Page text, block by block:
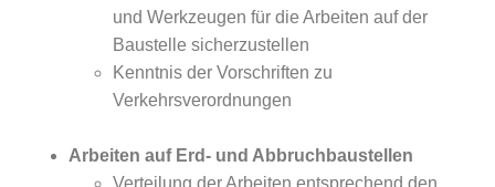
und Werkzeugen für die Arbeiten auf der
Baustelle sicherzustellen
Kenntnis der Vorschriften zu
Verkehrsverordnungen
Arbeiten auf Erd- und Abbruchbaustellen
Verteilung der Arbeiten entsprechend den